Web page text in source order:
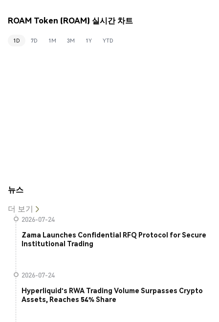
ROAM Token (ROAM) 실시간 차트
1D 7D 1M 3M 1Y YTD
뉴스
더 보기
2026-07-24
Zama Launches Confidential RFQ Protocol for Secure
Institutional Trading
2026-07-24
Hyperliquid's RWA Trading Volume Surpasses Crypto
Assets, Reaches 54% Share